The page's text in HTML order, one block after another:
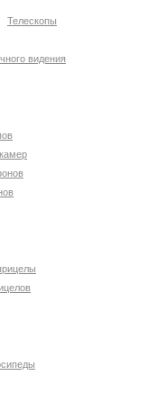
Телескопы
видения